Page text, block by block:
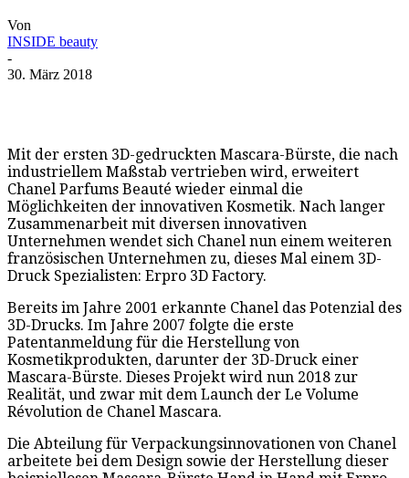
Von
INSIDE beauty
-
30. März 2018
Mit der ersten 3D-gedruckten Mascara-Bürste, die nach
industriellem Maßstab vertrieben wird, erweitert
Chanel Parfums Beauté wieder einmal die
Möglichkeiten der innovativen Kosmetik. Nach langer
Zusammenarbeit mit diversen innovativen
Unternehmen wendet sich Chanel nun einem weiteren
französischen Unternehmen zu, dieses Mal einem 3D-
Druck Spezialisten: Erpro 3D Factory.
Bereits im Jahre 2001 erkannte Chanel das Potenzial des
3D-Drucks. Im Jahre 2007 folgte die erste
Patentanmeldung für die Herstellung von
Kosmetikprodukten, darunter der 3D-Druck einer
Mascara-Bürste. Dieses Projekt wird nun 2018 zur
Realität, und zwar mit dem Launch der Le Volume
Révolution de Chanel Mascara.
Die Abteilung für Verpackungsinnovationen von Chanel
arbeitete bei dem Design sowie der Herstellung dieser